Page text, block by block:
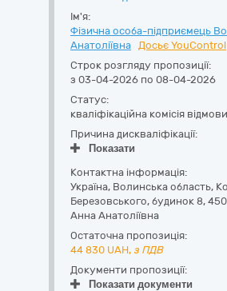
Ім'я:
Фізична особа-підприємець
Анатоліївна Досьє YouControl
Строк розгляду пропозиції:
з 03-04-2026 по 08-04-2026
Статус:
кваліфікаційна комісія
Причина дискваліфікації:
Показати
Контактна інформація:
Україна, Волинська область,
Березовського, будинок 8,
Анна Анатоліївна
Остаточна пропозиція:
44 830 UAH, з ПДВ
Документи пропозиції:
Показати документи